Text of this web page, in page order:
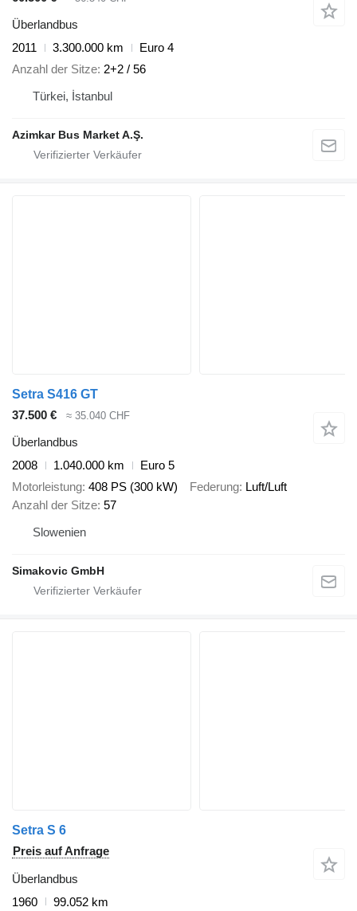
Überlandbus
2011
3.300.000 km
Euro 4
Anzahl der Sitze 2+2 / 56
Türkei, İstanbul
Azimkar Bus Market A.Ş.
Setra S416 GT
37.500 €
≈ 35.040 CHF
Überlandbus
2008
1.040.000 km
Euro 5
Motorleistung 408 PS (300 kW) Federung Luft/Luft
Anzahl der Sitze 57
Slowenien
Simakovic GmbH
Setra S 6
Preis auf Anfrage
Überlandbus
1960
99.052 km